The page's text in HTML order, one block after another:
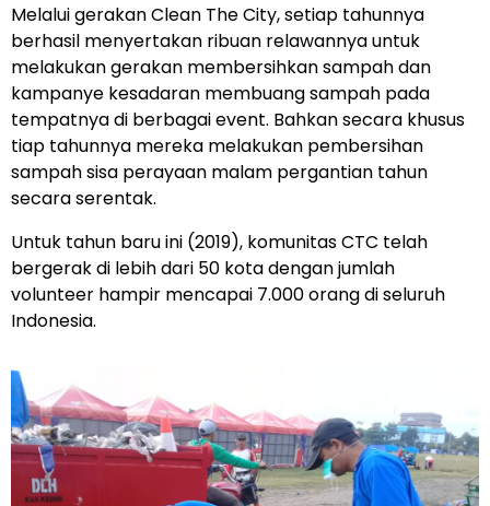
Melalui gerakan Clean The City, setiap tahunnya
berhasil menyertakan ribuan relawannya untuk
melakukan gerakan membersihkan sampah dan
kampanye kesadaran membuang sampah pada
tempatnya di berbagai event. Bahkan secara khusus
tiap tahunnya mereka melakukan pembersihan
sampah sisa perayaan malam pergantian tahun
secara serentak.
Untuk tahun baru ini (2019), komunitas CTC telah
bergerak di lebih dari 50 kota dengan jumlah
volunteer hampir mencapai 7.000 orang di seluruh
Indonesia.